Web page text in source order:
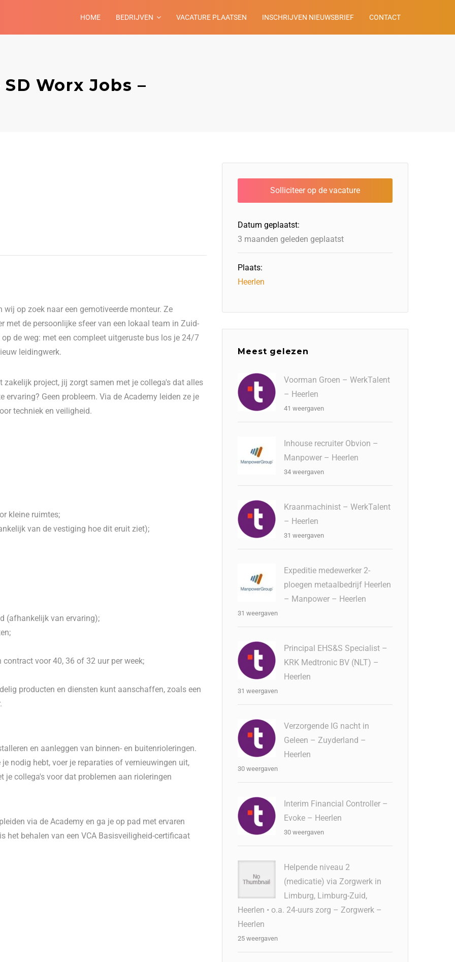
HOME BEDRIJVEN VACATURE PLAATSEN INSCHRIJVEN NIEUWSBRIEF CONTACT
Worx Jobs –
wij op zoek naar een gemotiveerde monteur. Ze
met de persoonlijke sfeer van een lokaal team in Zuid-
de weg: met een compleet uitgeruste bus los je 24/7
leidingwerk.
project, jij zorgt samen met je collega's dat alles
Geen probleem. Via de Academy leiden ze je
techniek en veiligheid.
kleine ruimtes;
van de vestiging hoe dit eruit ziet);
(afhankelijk van ervaring);
voor 40, 36 of 32 uur per week;
producten en diensten kunt aanschaffen, zoals een
en aanleggen van binnen- en buitenrioleringen.
nodig hebt, voer je reparaties of vernieuwingen uit,
je collega's voor dat problemen aan rioleringen
via de Academy en ga je op pad met ervaren
het behalen van een VCA Basisveiligheid-certificaat
Datum geplaatst:
3 maanden geleden geplaatst
Plaats:
Heerlen
Meest gelezen
Voorman Groen – WerkTalent
– Heerlen
41 weergaven
Inhouse recruiter Obvion –
Manpower – Heerlen
34 weergaven
Kraanmachinist – WerkTalent
– Heerlen
31 weergaven
Expeditie medewerker 2-
ploegen metaalbedrijf Heerlen
– Manpower – Heerlen
31 weergaven
Principal EHS&S Specialist –
KRK Medtronic BV (NLT) –
Heerlen
31 weergaven
Verzorgende IG nacht in
Geleen – Zuyderland –
Heerlen
30 weergaven
Interim Financial Controller –
Evoke – Heerlen
30 weergaven
Helpende niveau 2
(medicatie) via Zorgwerk in
Limburg, Limburg-Zuid,
Heerlen • o.a. 24-uurs zorg – Zorgwerk –
Heerlen
25 weergaven